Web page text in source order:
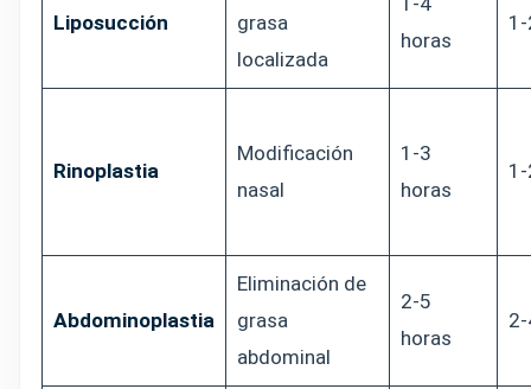
Liposucción
grasa
localizada
horas
Rinoplastia
Modificación
nasal
1-3
horas
Abdominoplastia
Eliminación de
grasa
abdominal
2-5
horas